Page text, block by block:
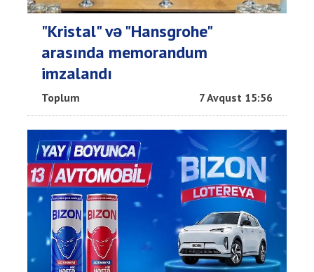
"Kristal" və "Hansgrohe"
arasında memorandum
imzalandı
Toplum 7 Avqust 15:56